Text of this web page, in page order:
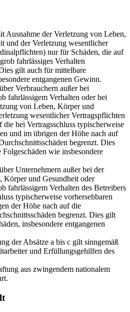
Ausnahme der Verletzung von Leben,
und der Verletzung wesentlicher
nur für Schäden, die auf
fahrlässiges Verhalten
gilt auch für mittelbare
entgangenen Gewinn.
Verbrauchern außer bei
fahrlässigem Verhalten oder bei
von Leben, Körper und
wesentlicher Vertragspflichten
bei Vertragsschluss typischerweise
und im übrigen der Höhe nach auf
begrenzt. Dies
wie insbesondere
Unternehmern außer bei der
Körper und Gesundheit oder
fahrlässigem Verhalten des Betreibers
typischerweise vorhersehbaren
der Höhe nach auf die
begrenzt. Dies gilt
insbesondere entgangenen
der Absätze a bis c gilt sinngemäß
und Erfüllungsgehilfen des
aus zwingendem nationalem